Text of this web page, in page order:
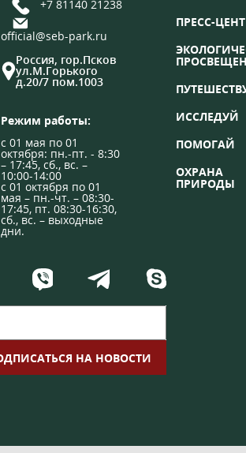
+7 81140 21238
official@seb-park.ru
Россия, гор.Псков
ул.М.Горького
д.20/7 пом.1003
Режим работы:
с 01 мая по 01
октября: пн.-пт. - 8:30
– 17:45, сб., вс. –
10:00-14:00
с 01 октября по 01
мая – пн.-чт. – 08:30-
17:45, пт. 08:30-16:30,
сб., вс. – выходные
дни.
ПРЕСС-
ИССЛЕДУЙ
ПОМОГАЙ
ОХРАНА
ПРИРОДЫ